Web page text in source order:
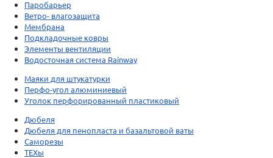
Паробарьер
Ветро- влагозащита
Мембрана
Подкладочные ковры
Элементы вентиляции
Водосточная система Rainway
Маяки для штукатурки
Перфо-угол алюминиевый
Уголок перфорированный пластиковый
Дюбеля
Дюбеля для пенопласта и базальтовой ваты
Саморезы
ТЕХы